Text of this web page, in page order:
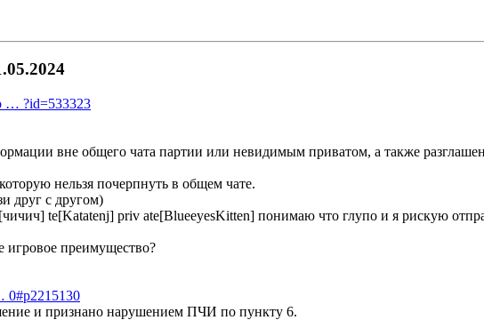
… ?id=533323
вне общего чата партии или невидимым приватом, а также
нельзя почерпнуть в общем чате.
друг с другом)
te[Katatenj] priv ate[BlueeyesKitten] понимаю что глупо и я рискую
игровое преимущество?
0#p2215130
и признано нарушением ПЧИ по пункту 6.